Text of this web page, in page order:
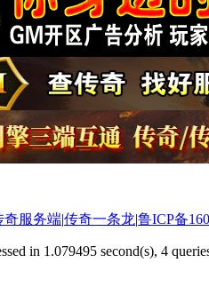
奇服务端|传奇一条龙|鲁ICP备
in 1.079495 second(s), 4